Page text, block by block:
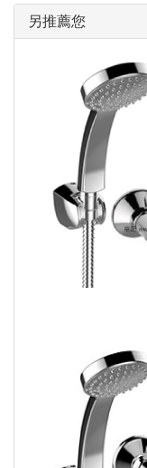
另推薦您